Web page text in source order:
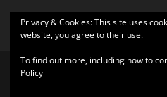
Privacy & Cookies: This site uses
website, you agree to their use.
To find out more, including how to
Policy